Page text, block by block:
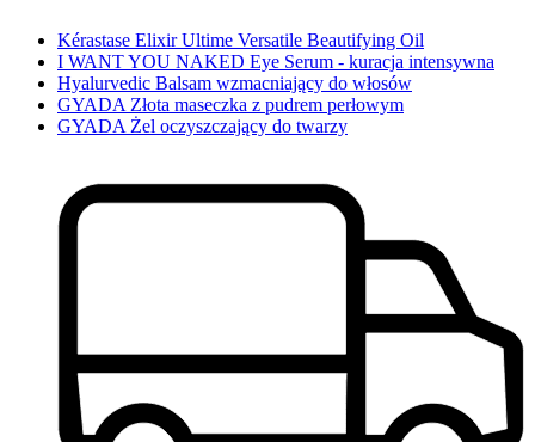
Kérastase Elixir Ultime Versatile Beautifying Oil
I WANT YOU NAKED Eye Serum - kuracja intensywna
Hyalurvedic Balsam wzmacniający do włosów
GYADA Złota maseczka z pudrem perłowym
GYADA Żel oczyszczający do twarzy